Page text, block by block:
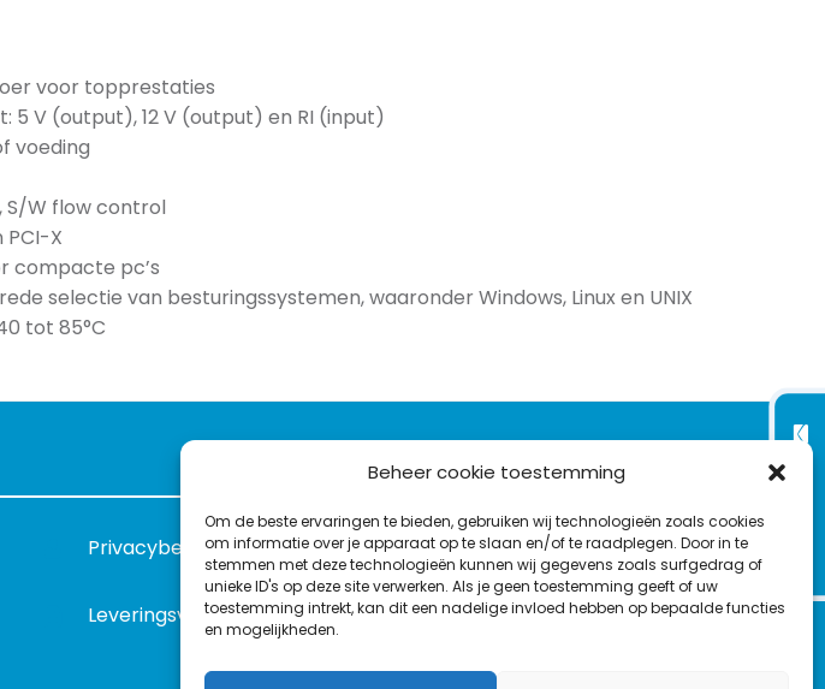
Beheer cookie toestemming
Om de beste ervaringen te bieden, gebruiken wij technologieën zoals cookies
om informatie over je apparaat op te slaan en/of te raadplegen. Door in te
stemmen met deze technologieën kunnen wij gegevens zoals surfgedrag of
unieke ID's op deze site verwerken. Als je geen toestemming geeft of uw
toestemming intrekt, kan dit een nadelige invloed hebben op bepaalde functies
en mogelijkheden.
voor topprestaties
5 V (output), 12 V (output) en RI (input)
voeding
S/W flow control
X
compacte pc’s
selectie van besturingssystemen, waaronder Windows, Linux en UNIX
tot 85°C
Privacybeleid
Leveringsvoorwaarden
L
i
nT
w
t
F
a
c
Y
o
u
C
o
n